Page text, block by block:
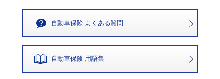
自動車保険 よくある質問
自動車保険 用語集